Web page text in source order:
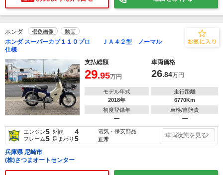
ホンダ 複数画像 動画
ホンダ スーパーカブ１１０プロ ＪＡ４２型 ノーマル
仕様
支払総額
車両価格
29.95万円 26.84万円
モデル年式
2018年
走行距離
6770Km
初度登録年
―
車検/自賠責
―
エンジン5 外観 4
フレーム5 足まわり 5
電気・保安部品
正常
車両状態を見る
兵庫県 尼崎市
(株)さつまオートセンター